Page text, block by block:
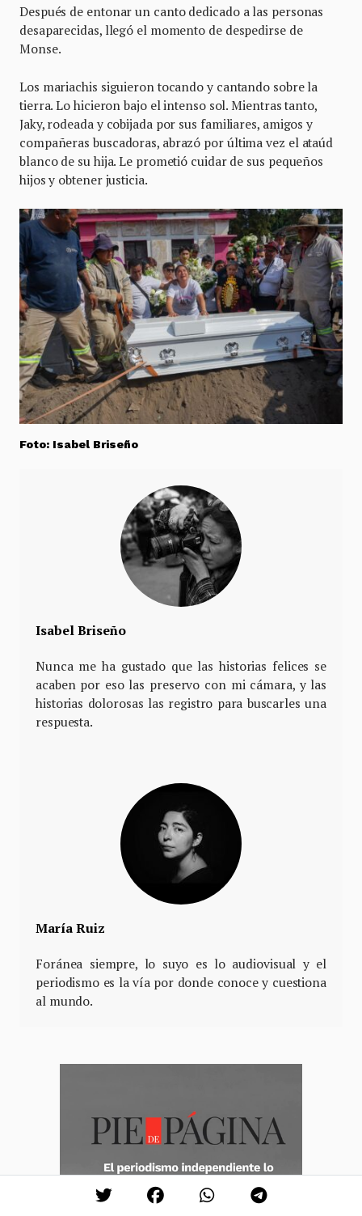
Después de entonar un canto dedicado a las personas
desaparecidas, llegó el momento de despedirse de
Monse.
Los mariachis siguieron tocando y cantando sobre la
tierra. Lo hicieron bajo el intenso sol. Mientras tanto,
Jaky, rodeada y cobijada por sus familiares, amigos y
compañeras buscadoras, abrazó por última vez el ataúd
blanco de su hija. Le prometió cuidar de sus pequeños
hijos y obtener justicia.
Foto: Isabel Briseño
Isabel Briseño
Nunca me ha gustado que las historias felices se
acaben por eso las preservo con mi cámara, y las
historias dolorosas las registro para buscarles una
respuesta.
María Ruiz
Foránea siempre, lo suyo es lo audiovisual y el
periodismo es la vía por donde conoce y cuestiona
al mundo.